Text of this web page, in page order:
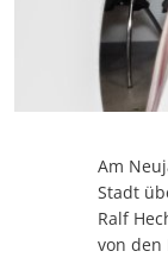
Am
Stadt
Ralf
von den